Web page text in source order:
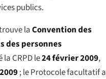
publics.
laConvention des
des personnes
CRPD le24 février 2009,
; le Protocole facultatif a